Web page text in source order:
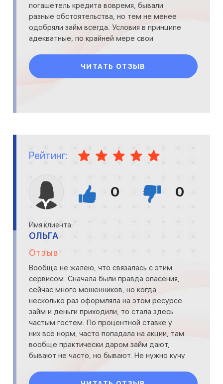
погашетель кредита вовремя, бывали
разные обстоятельства, но тем не менее
одобряли займ всегда. Условия в принципе
адекватные, по крайней мере свои
ЧИТАТЬ ОТЗЫВ
Рейтинг:
0 0
Имя клиента:
ОЛЬГА
Отзыв
Вообще не жалею, что связалась с этим
сервисом. Сначала были правда опасения,
сейчас много мошенников, но когда
несколько раз оформляла на этом ресурсе
займ и деньги приходили, то стала здесь
частым гостем. По процентной ставке у
них всё норм, часто попадала на акции, там
вообще практически даром займ дают,
бывают не часто, но бывают. Не нужно кучу